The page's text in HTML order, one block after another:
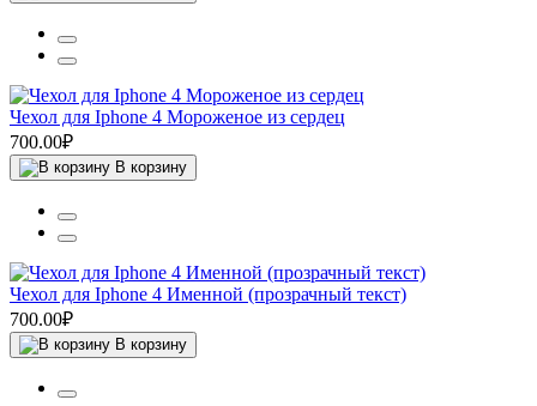
Чехол для Iphone 4 Мороженое из сердец
700.00₽
В корзину
Чехол для Iphone 4 Именной (прозрачный текст)
700.00₽
В корзину